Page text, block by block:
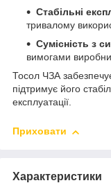
Стабільні
тривалому
Сумісність з
вимогами
Тосол ЧЗА
підтримує його
експлуатації.
Приховати
Характеристики